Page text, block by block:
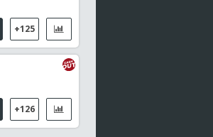
04:30 Leagues Cup
Los Angeles FC / Guadalajara Chivas
Okimoto, Yudai / Sun, Chao
04:50WTT Champions Yokohama, MS
+125
+126